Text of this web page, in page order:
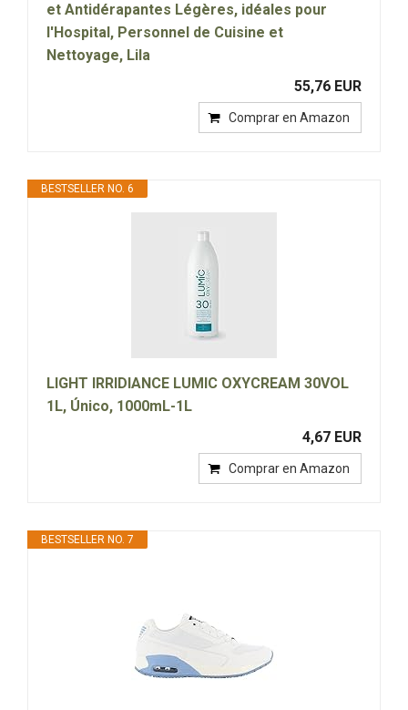
et Antidérapantes Légères, idéales pour
l'Hospital, Personnel de Cuisine et
Nettoyage, Lila
55,76 EUR
Comprar en Amazon
BESTSELLER NO. 6
LIGHT IRRIDIANCE LUMIC OXYCREAM 30VOL
1L, Único, 1000mL-1L
4,67 EUR
Comprar en Amazon
BESTSELLER NO. 7